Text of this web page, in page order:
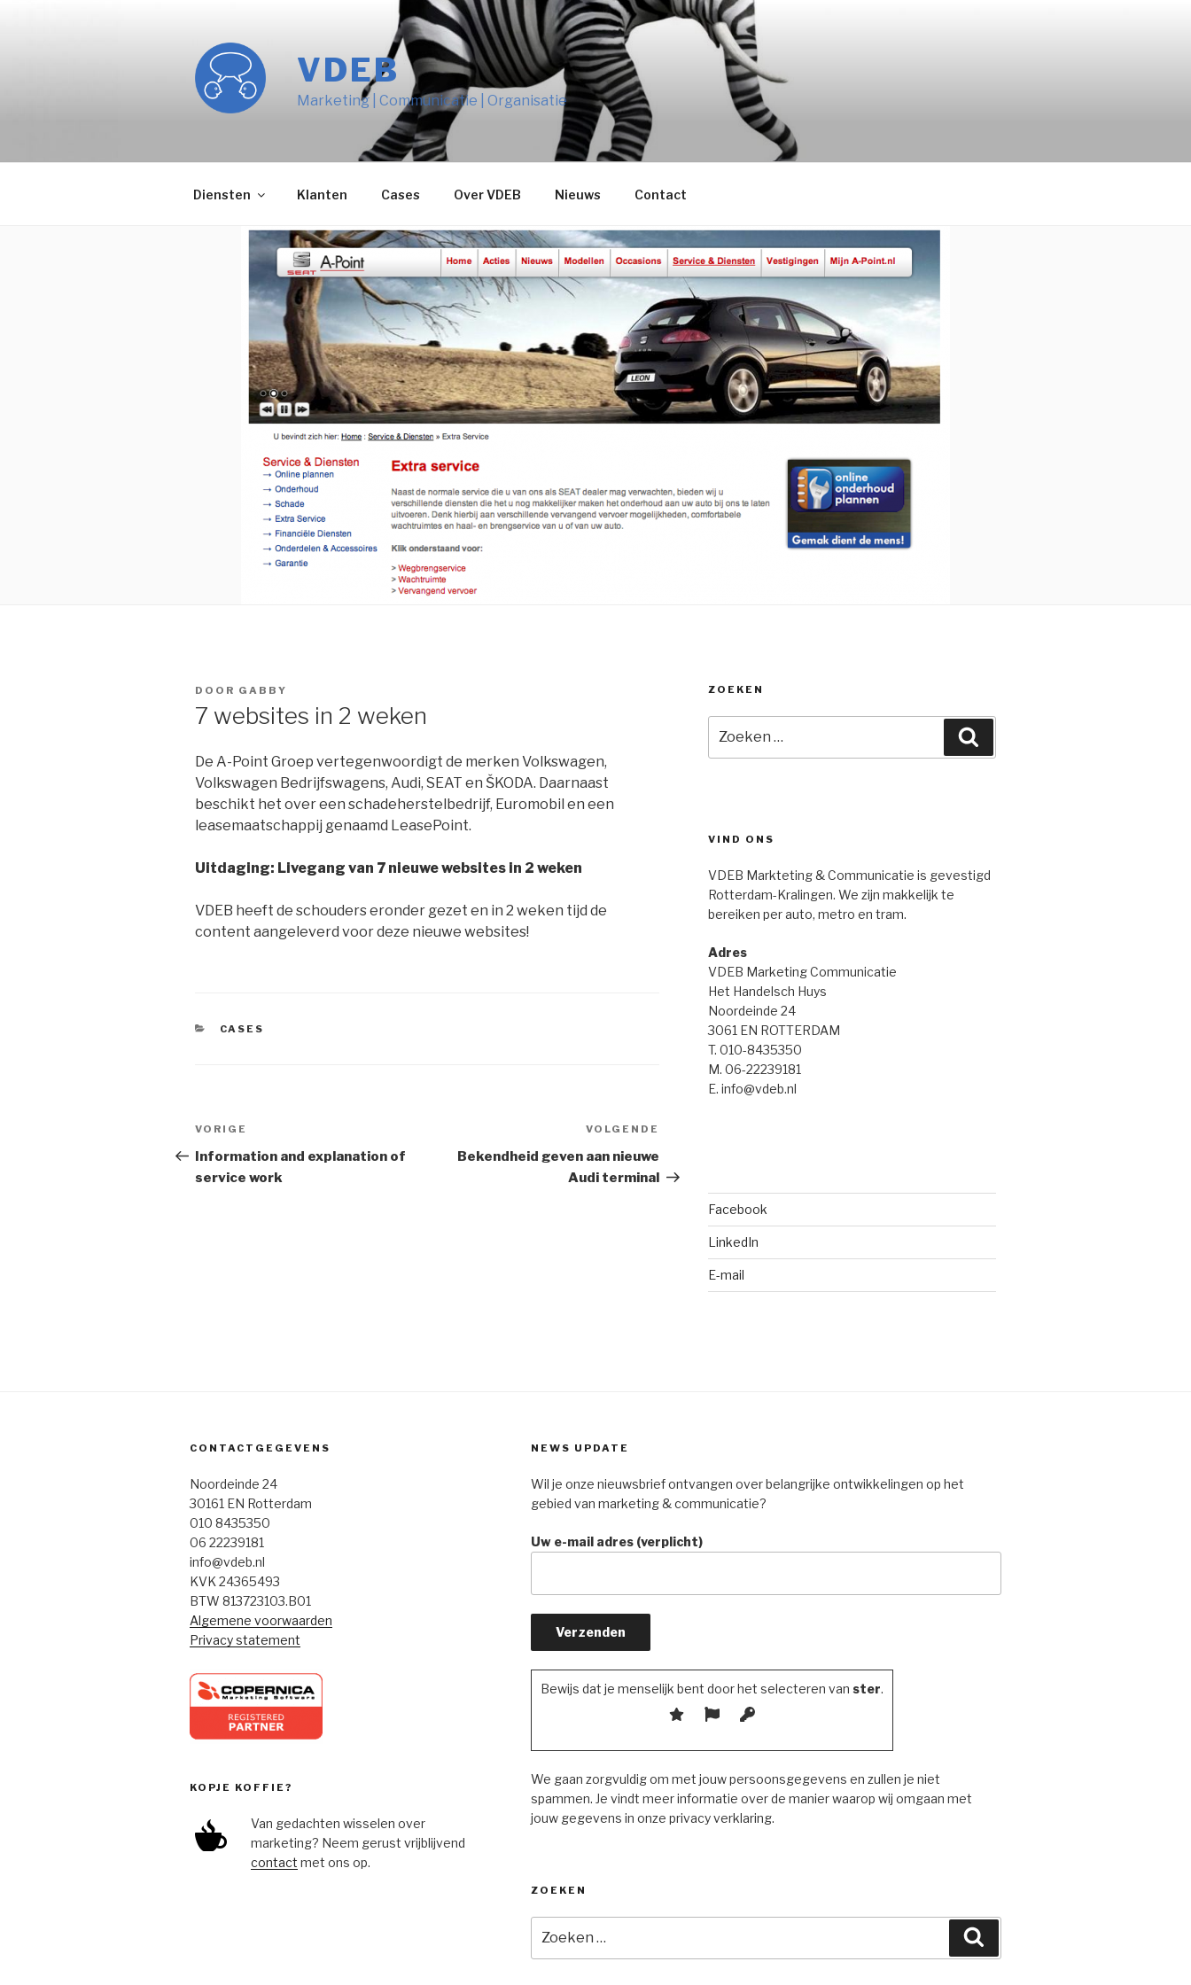
VDEB
Marketing | Communicatie | Organisatie
Diensten Klanten Cases Over VDEB Nieuws Contact
DOOR GABBY
7 websites in 2 weken
De A-Point Groep vertegenwoordigt de merken Volkswagen,
Volkswagen Bedrijfswagens, Audi, SEAT en ŠKODA. Daarnaast
beschikt het over een schadeherstelbedrijf, Euromobil en een
leasemaatschappij genaamd LeasePoint.
Uitdaging: Livegang van 7 nieuwe websites in 2 weken
VDEB heeft de schouders eronder gezet en in 2 weken tijd de
content aangeleverd voor deze nieuwe websites!
CATEGORIEËN
CASES
Bericht
navigatie
Vorig
bericht
VORIGE
Information and explanation of
service work
VOLGENDE
Bekendheid geven aan nieuwe
Audi terminal
ZOEKEN
naar:
VIND ONS
VDEB Markteting & Communicatie is gevestigd
Rotterdam-Kralingen. We zijn makkelijk te
bereiken per auto, metro en tram.
Adres
VDEB Marketing Communicatie
Het Handelsch Huys
Noordeinde 24
3061 EN ROTTERDAM
T. 010-8435350
M. 06-22239181
E. info@vdeb.nl
Facebook
LinkedIn
E-mail
CONTACTGEGEVENS
Noordeinde 24
30161 EN Rotterdam
010 8435350
06 22239181
info@vdeb.nl
KVK 24365493
BTW 813723103.B01
Algemene voorwaarden
Privacy statement
KOPJE KOFFIE?
Van gedachten wisselen over
marketing? Neem gerust vrijblijvend
contact met ons op.
NEWS UPDATE
Wil je onze nieuwsbrief ontvangen over belangrijke ontwikkelingen op het
gebied van marketing & communicatie?
Uw e-mail adres (verplicht)
Bewijs dat je menselijk bent door het selecteren van ster.
We gaan zorgvuldig om met jouw persoonsgegevens en zullen je niet
spammen. Je vindt meer informatie over de manier waarop wij omgaan met
jouw gegevens in onze privacy verklaring.
ZOEKEN
naar: